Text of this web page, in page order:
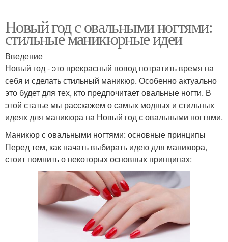
Новый год с овальными ногтями:
стильные маникюрные идеи
Введение
Новый год - это прекрасный повод потратить время на
себя и сделать стильный маникюр. Особенно актуально
это будет для тех, кто предпочитает овальные ногти. В
этой статье мы расскажем о самых модных и стильных
идеях для маникюра на Новый год с овальными ногтями.
Маникюр с овальными ногтями: основные принципы
Перед тем, как начать выбирать идею для маникюра,
стоит помнить о некоторых основных принципах: